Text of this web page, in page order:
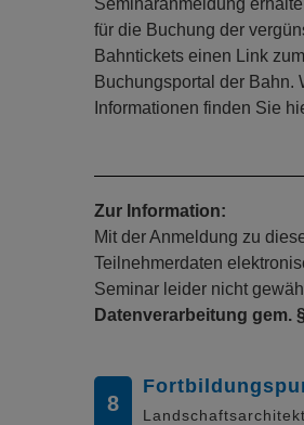
Seminaranmeldung
für die Buchung der
Bahntickets einen Link zum
Buchungsportal der Bahn.
Informationen finden Sie
Zur Information:
Mit der Anmeldung zu
Teilnehmerdaten
Seminar leider nicht
Datenverarbeitung gem.
8